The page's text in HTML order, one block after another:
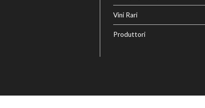
Vini Rari
Produttori